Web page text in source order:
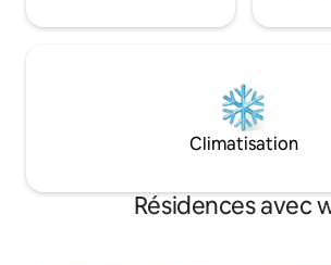
Climatisation
Résidences avec